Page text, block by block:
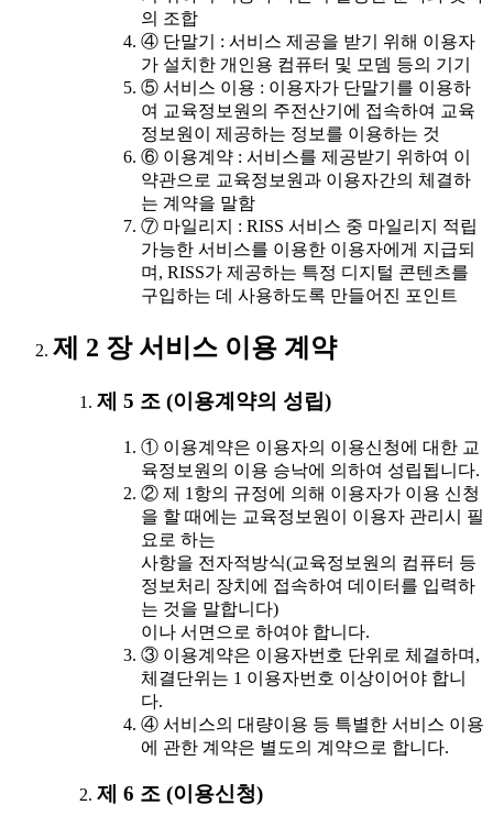
의 조합
④ 단말기 : 서비스 제공을 받기 위해 이용자
가 설치한 개인용 컴퓨터 및 모뎀 등의 기기
⑤ 서비스 이용 : 이용자가 단말기를 이용하
여 교육정보원의 주전산기에 접속하여 교육
정보원이 제공하는 정보를 이용하는 것
⑥ 이용계약 : 서비스를 제공받기 위하여 이
약관으로 교육정보원과 이용자간의 체결하
는 계약을 말함
⑦ 마일리지 : RISS 서비스 중 마일리지 적립
가능한 서비스를 이용한 이용자에게 지급되
며, RISS가 제공하는 특정 디지털 콘텐츠를
구입하는 데 사용하도록 만들어진 포인트
제 2 장 서비스 이용 계약
제 5 조 (이용계약의 성립)
① 이용계약은 이용자의 이용신청에 대한 교
육정보원의 이용 승낙에 의하여 성립됩니다.
② 제 1항의 규정에 의해 이용자가 이용 신청
을 할 때에는 교육정보원이 이용자 관리시 필
요로 하는
사항을 전자적방식(교육정보원의 컴퓨터 등
정보처리 장치에 접속하여 데이터를 입력하
는 것을 말합니다)
이나 서면으로 하여야 합니다.
③ 이용계약은 이용자번호 단위로 체결하며,
체결단위는 1 이용자번호 이상이어야 합니
다.
④ 서비스의 대량이용 등 특별한 서비스 이용
에 관한 계약은 별도의 계약으로 합니다.
제 6 조 (이용신청)